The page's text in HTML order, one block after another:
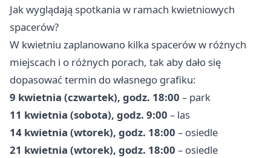
Jak wyglądają spotkania w ramach kwietniowych
spacerów?
W kwietniu zaplanowano kilka spacerów w różnych
miejscach i o różnych porach, tak aby dało się
dopasować termin do własnego grafiku:
9 kwietnia (czwartek), godz. 18:00 – park
11 kwietnia (sobota), godz. 9:00 – las
14 kwietnia (wtorek), godz. 18:00 – osiedle
21 kwietnia (wtorek), godz. 18:00 – osiedle